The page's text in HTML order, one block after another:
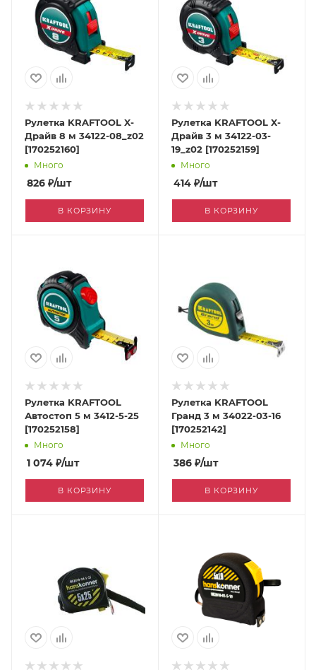
Рулетка KRAFTOOL X-
Драйв 8 м 34122-08_z02
[170252160]
Много
826 ₽/шт
В КОРЗИНУ
Рулетка KRAFTOOL X-
Драйв 3 м 34122-03-
19_z02 [170252159]
Много
414 ₽/шт
В КОРЗИНУ
Рулетка KRAFTOOL
Автостоп 5 м 3412-5-25
[170252158]
Много
1 074 ₽/шт
В КОРЗИНУ
Рулетка KRAFTOOL
Гранд 3 м 34022-03-16
[170252142]
Много
386 ₽/шт
В КОРЗИНУ